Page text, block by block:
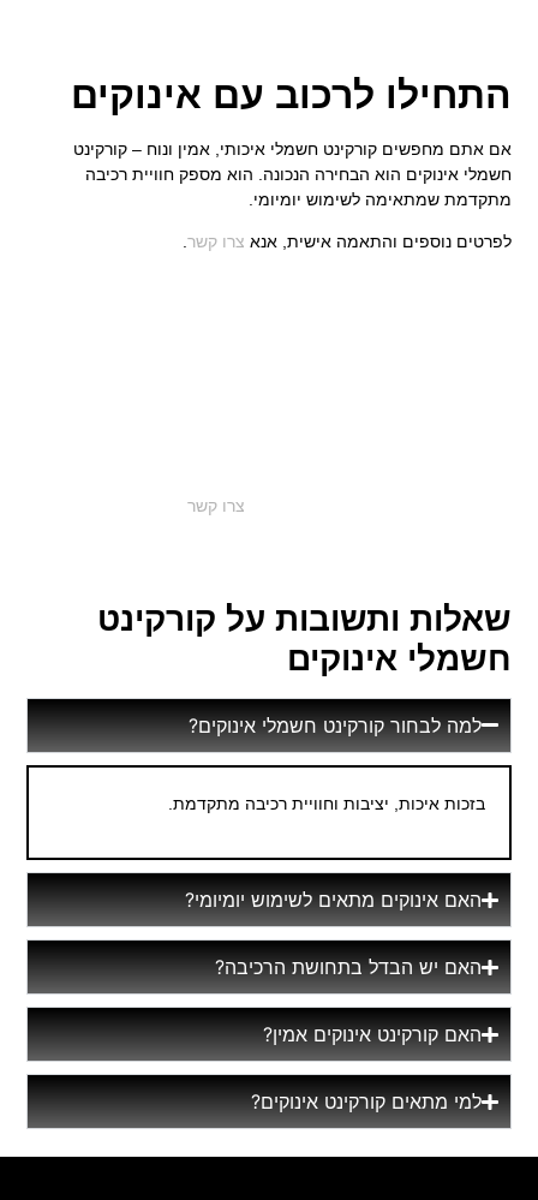
התחילו לרכוב עם אינוקים
אם אתם מחפשים קורקינט חשמלי איכותי, אמין ונוח – קורקינט
חשמלי אינוקים הוא הבחירה הנכונה. הוא מספק חוויית רכיבה
מתקדמת שמתאימה לשימוש יומיומי.
לפרטים נוספים והתאמה אישית, אנא צרו קשר
צרו קשר
שאלות ותשובות על קורקינט
חשמלי אינוקים
למה לבחור קורקינט חשמלי אינוקים?
בזכות איכות, יציבות וחוויית רכיבה מתקדמת.
האם אינוקים מתאים לשימוש יומיומי?
האם יש הבדל בתחושת הרכיבה?
האם קורקינט אינוקים אמין?
למי מתאים קורקינט אינוקים?